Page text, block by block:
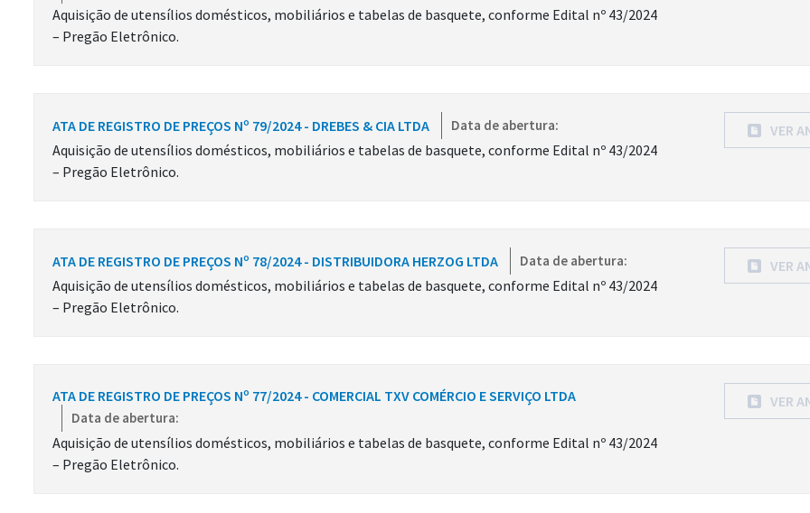
Aquisição de utensílios domésticos, mobiliários e tabelas de basquete, conforme Edital nº 43/2024
– Pregão Eletrônico.
ATA DE REGISTRO DE PREÇOS Nº 79/2024 - DREBES & CIA LTDA Data de abertura:
Aquisição de utensílios domésticos, mobiliários e tabelas de basquete, conforme Edital nº 43/2024
– Pregão Eletrônico.
VER
ATA DE REGISTRO DE PREÇOS Nº 78/2024 - DISTRIBUIDORA HERZOG LTDA Data de abertura:
Aquisição de utensílios domésticos, mobiliários e tabelas de basquete, conforme Edital nº 43/2024
– Pregão Eletrônico.
VER
ATA DE REGISTRO DE PREÇOS Nº 77/2024 - COMERCIAL TXV COMÉRCIO E SERVIÇO LTDA
Data de abertura:
Aquisição de utensílios domésticos, mobiliários e tabelas de basquete, conforme Edital nº 43/2024
– Pregão Eletrônico.
VER